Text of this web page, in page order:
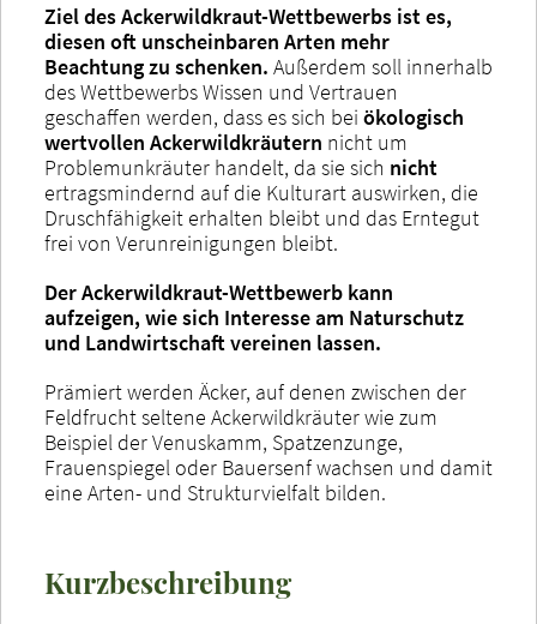
Ziel des Ackerwildkraut-Wettbewerbs ist es,
diesen oft unscheinbaren Arten mehr
Beachtung zu schenken. Außerdem soll innerhalb
des Wettbewerbs Wissen und Vertrauen
geschaffen werden, dass es sich bei ökologisch
wertvollen Ackerwildkräutern nicht um
Problemunkräuter handelt, da sie sich nicht
ertragsmindernd auf die Kulturart auswirken, die
Druschfähigkeit erhalten bleibt und das Erntegut
frei von Verunreinigungen bleibt.
Der Ackerwildkraut-Wettbewerb kann
aufzeigen, wie sich Interesse am Naturschutz
und Landwirtschaft vereinen lassen.
Prämiert werden Äcker, auf denen zwischen der
Feldfrucht seltene Ackerwildkräuter wie zum
Beispiel der Venuskamm, Spatzenzunge,
Frauenspiegel oder Bauersenf wachsen und damit
eine Arten- und Strukturvielfalt bilden.
Kurzbeschreibung